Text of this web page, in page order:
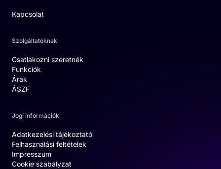
Kapcsolat
Szolgáltatóknak
Csatlakozni szeretnék
Funkciók
Árak
ÁSZF
Jogi információk
Adatkezelési tájékoztató
Felhasználási feltételek
Impresszum
Cookie szabályzat